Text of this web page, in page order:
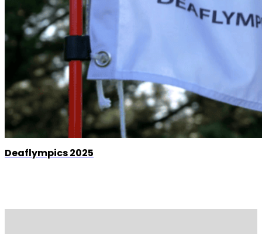
Deaflympics 2025